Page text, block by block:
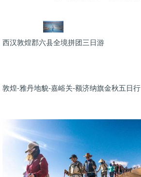
西汉敦煌郡六县全境拼团三日游
敦煌-雅丹地貌-嘉峪关-额济纳旗金秋五日行